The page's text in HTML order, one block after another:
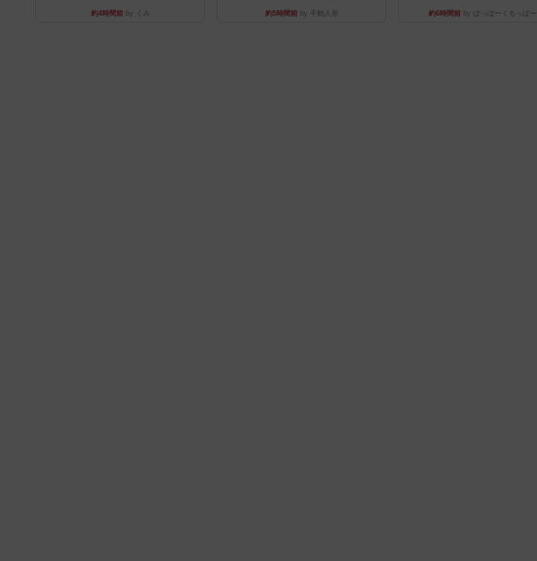
約4時間前by くみ 約5時間前by 手動人形 約6時間前 by ぽっぽーくるっぽー